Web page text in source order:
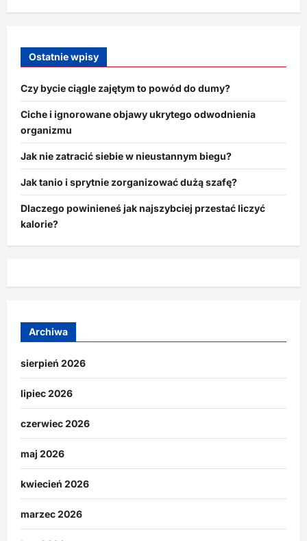
Ostatnie wpisy
Czy bycie ciągle zajętym to powód do dumy?
Ciche i ignorowane objawy ukrytego odwodnienia
organizmu
Jak nie zatracić siebie w nieustannym biegu?
Jak tanio i sprytnie zorganizować dużą szafę?
Dlaczego powinieneś jak najszybciej przestać liczyć
kalorie?
Archiwa
sierpień 2026
lipiec 2026
czerwiec 2026
maj 2026
kwiecień 2026
marzec 2026